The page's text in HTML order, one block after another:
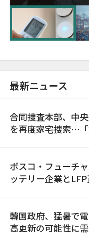
に需給対応体制を
最新ニュース
合同捜査本部、中
を再度家宅捜索…
ポスコ・フューチ
ッテリー企業と
韓国政府、猛暑で
高更新の可能性に